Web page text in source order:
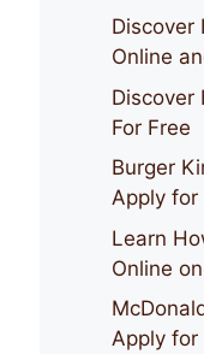
Discover
Online
Discover
For Free
Burger
Apply for
Learn
Online
Apply for